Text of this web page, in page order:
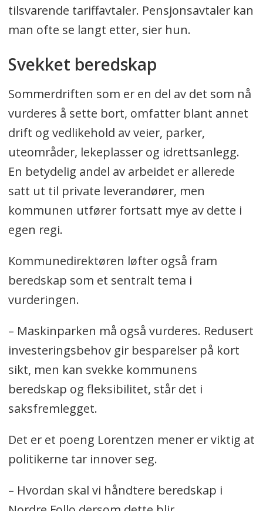
tilsvarende tariffavtaler. Pensjonsavtaler kan
man ofte se langt etter, sier hun.
Svekket beredskap
Sommerdriften som er en del av det som nå
vurderes å sette bort, omfatter blant annet
drift og vedlikehold av veier, parker,
uteområder, lekeplasser og idrettsanlegg.
En betydelig andel av arbeidet er allerede
satt ut til private leverandører, men
kommunen utfører fortsatt mye av dette i
egen regi.
Kommunedirektøren løfter også fram
beredskap som et sentralt tema i
vurderingen.
– Maskinparken må også vurderes. Redusert
investeringsbehov gir besparelser på kort
sikt, men kan svekke kommunens
beredskap og fleksibilitet, står det i
saksfremlegget.
Det er et poeng Lorentzen mener er viktig at
politikerne tar innover seg.
– Hvordan skal vi håndtere beredskap i